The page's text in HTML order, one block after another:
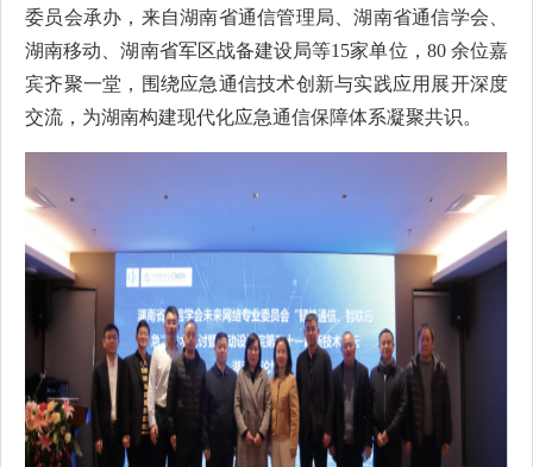
委员会承办，来自湖南省通信管理局、湖南省通信学会、
湖南移动、湖南省军区战备建设局等15家单位，80 余位嘉
宾齐聚一堂，围绕应急通信技术创新与实践应用展开深度
交流，为湖南构建现代化应急通信保障体系凝聚共识。